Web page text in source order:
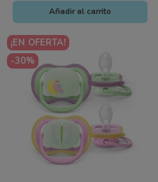
Añadir al carrito
¡EN OFERTA!
-30%